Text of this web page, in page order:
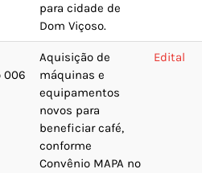
para cidade de
Dom Viçoso.
006
Aquisição de
máquinas e
equipamentos
novos para
beneficiar café,
conforme
Convênio MAPA nº
Edital